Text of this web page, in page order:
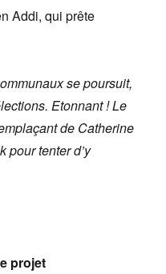
Addi, qui prête
se poursuit,
Etonnant ! Le
de Catherine
pour tenter d’y
projet